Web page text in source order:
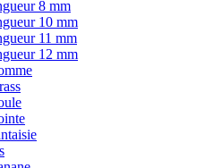
8 mm
10 mm
11 mm
12 mm